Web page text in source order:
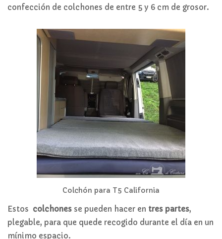
confección de colchones de entre 5 y 6 cm de grosor.
Colchón para T5 California
Estos colchones se pueden hacer en tres partes,
plegable, para que quede recogido durante el día en un
mínimo espacio.